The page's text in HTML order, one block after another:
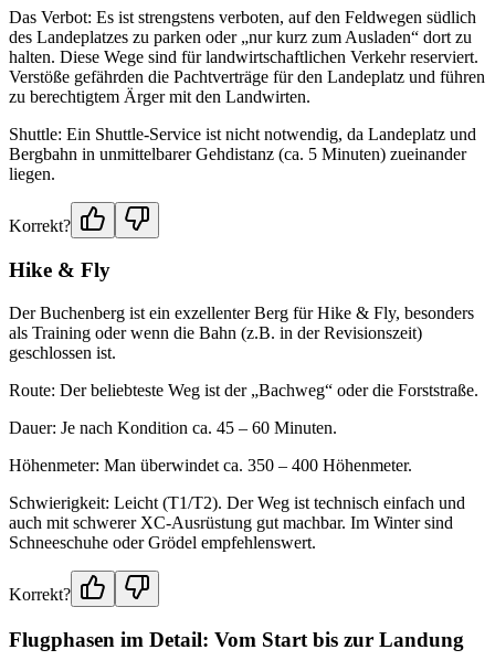
Das Verbot: Es ist strengstens verboten, auf den Feldwegen südlich
des Landeplatzes zu parken oder „nur kurz zum Ausladen“ dort zu
halten. Diese Wege sind für landwirtschaftlichen Verkehr reserviert.
Verstöße gefährden die Pachtverträge für den Landeplatz und führen
zu berechtigtem Ärger mit den Landwirten.
Shuttle: Ein Shuttle-Service ist nicht notwendig, da Landeplatz und
Bergbahn in unmittelbarer Gehdistanz (ca. 5 Minuten) zueinander
liegen.
Korrekt?
Hike & Fly
Der Buchenberg ist ein exzellenter Berg für Hike & Fly, besonders
als Training oder wenn die Bahn (z.B. in der Revisionszeit)
geschlossen ist.
Route: Der beliebteste Weg ist der „Bachweg“ oder die Forststraße.
Dauer: Je nach Kondition ca. 45 – 60 Minuten.
Höhenmeter: Man überwindet ca. 350 – 400 Höhenmeter.
Schwierigkeit: Leicht (T1/T2). Der Weg ist technisch einfach und
auch mit schwerer XC-Ausrüstung gut machbar. Im Winter sind
Schneeschuhe oder Grödel empfehlenswert.
Korrekt?
Flugphasen im Detail: Vom Start bis zur Landung